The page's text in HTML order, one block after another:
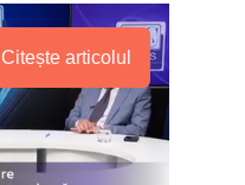
Citește articolul